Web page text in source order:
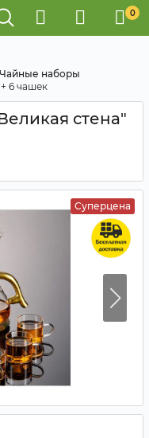
0
Чайные наборы
6 чашек
стена"
Суперцена